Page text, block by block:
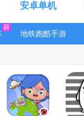
安卓单机
地铁跑酷手游